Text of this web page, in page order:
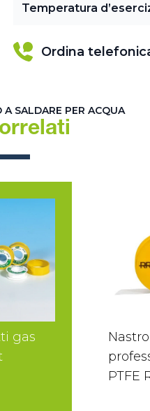
Temperatura
Ordina
A SALDARE PER ACQUA
gas
PTFE